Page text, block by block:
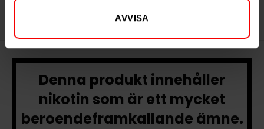
AVVISA
Denna produkt innehåller
nikotin som är ett mycket
beroendeframkallande ämne.